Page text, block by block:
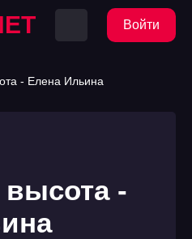
Войти
- Елена Ильина
высота -